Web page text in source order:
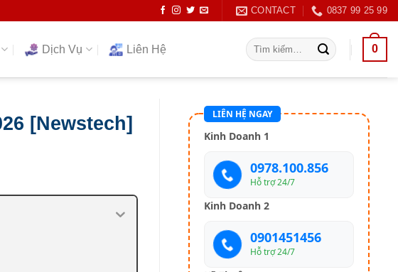
CONTACT 0837 99 25 99
Dịch Vụ Liên Hệ
Tìm
kiếm:
0
[Newstech] LIÊN HỆ NGAY
Kinh Doanh 1
0978.100.856
Hỗ trợ 24/7
Kinh Doanh 2
0901451456
Hỗ trợ 24/7